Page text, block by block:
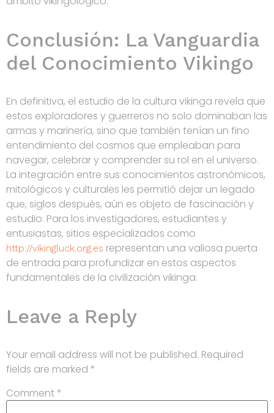
Conclusión: La Vanguardia
del Conocimiento Vikingo
En definitiva, el estudio de la cultura vikinga revela que
estos exploradores y guerreros no solo dominaban las
armas y marinería, sino que también tenían un fino
entendimiento del cosmos que empleaban para
navegar, celebrar y comprender su rol en el universo.
La integración entre sus conocimientos astronómicos,
mitológicos y culturales les permitió dejar un legado
que, siglos después, aún es objeto de fascinación y
estudio. Para los investigadores, estudiantes y
entusiastas, sitios especializados como
http://vikingluck.org.es representan una valiosa puerta
de entrada para profundizar en estos aspectos
fundamentales de la civilización vikinga.
Leave a Reply
Your email address will not be published. Required
fields are marked *
Comment *